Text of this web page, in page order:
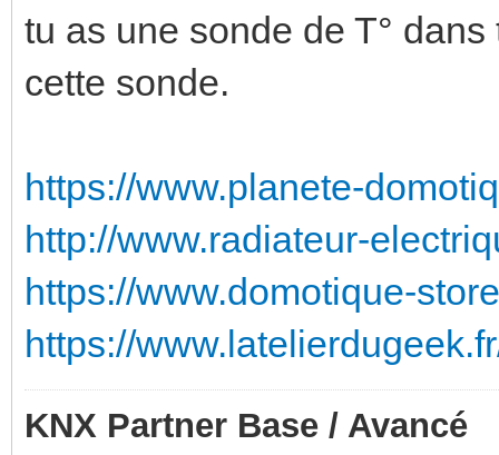
tu as une sonde de T°
cette sonde.
https://www.planete-
http://www.radiateur-
https://www.domotique-
https://
KNX Partner Base / Avancé